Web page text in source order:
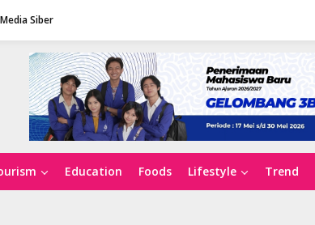
Siber
Education Foods Lifestyle Trend